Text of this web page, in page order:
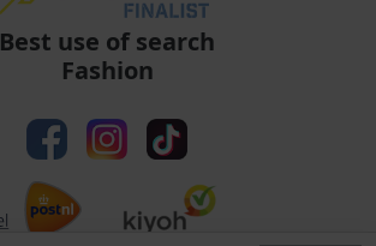
Best use of search
Fashion